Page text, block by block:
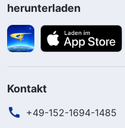
herunterladen
Kontakt
+49-152-1694-1485